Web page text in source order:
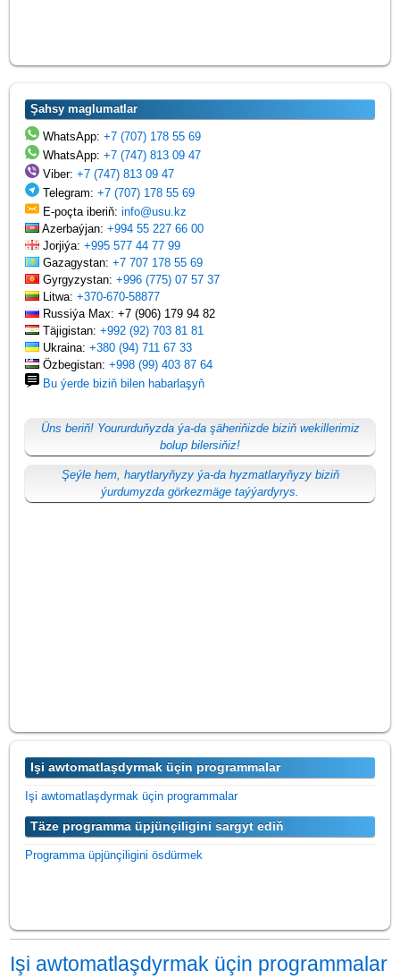
Şahsy maglumatlar
WhatsApp:+7 (707) 178 55 69
WhatsApp:+7 (747) 813 09 47
Viber:+7 (747) 813 09 47
Telegram:+7 (707) 178 55 69
E-poçta iberiň:info@usu.kz
Azerbaýjan:+994 55 227 66 00
Jorjiýa:+995 577 44 77 99
Gazagystan:+7 707 178 55 69
Gyrgyzystan:+996 (775) 07 57 37
Litwa:+370-670-58877
Russiýa Max: +7 (906) 179 94 82
Täjigistan:+992 (92) 703 81 81
Ukraina:+380 (94) 711 67 33
Özbegistan:+998 (99) 403 87 64
Bu ýerde biziň bilen habarlaşyň
Üns beriň! Yoururduňyzda ýa-da şäheriňizde biziň wekillerimiz
bolup bilersiňiz!
Şeýle hem, harytlaryňyzy ýa-da hyzmatlaryňyzy biziň
ýurdumyzda görkezmäge taýýardyrys.
Işi awtomatlaşdyrmak üçin programmalar
Işi awtomatlaşdyrmak üçin programmalar
Täze programma üpjünçiligini sargyt ediň
Programma üpjünçiligini ösdürmek
Işi awtomatlaşdyrmak üçin programmalar